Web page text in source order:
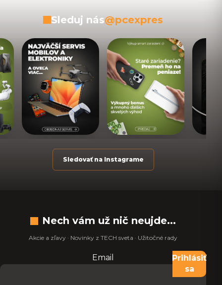
Sleduj nás@pcexpres
Sledovať na Instagrame
Nech vám už nič neujde...
Akcie a zľavy · Novinky z TECH sveta · Užitočné rady
Nevypĺňajte toto pole:
Email
Prihlásiť
sa